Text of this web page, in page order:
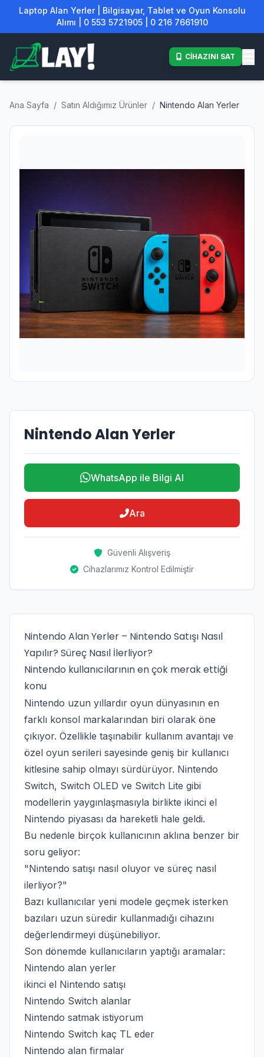
Laptop Alan Yerler | Bilgisayar, Tablet ve Oyun Konsolu
Alımı | 0 553 5721905 | 0 216 7661910
CİHAZINI SAT
Ana Sayfa / Satın Aldığımız Ürünler / Nintendo Alan Yerler
Nintendo Alan Yerler
WhatsApp ile Bilgi Al
Ara
Güvenli Alışveriş
Cihazlarımız Kontrol Edilmiştir
Nintendo Alan Yerler – Nintendo Satışı Nasıl
Yapılır? Süreç Nasıl İlerliyor?
Nintendo kullanıcılarının en çok merak ettiği
konu
Nintendo uzun yıllardır oyun dünyasının en
farklı konsol markalarından biri olarak öne
çıkıyor. Özellikle taşınabilir kullanım avantajı ve
özel oyun serileri sayesinde geniş bir kullanıcı
kitlesine sahip olmayı sürdürüyor. Nintendo
Switch, Switch OLED ve Switch Lite gibi
modellerin yaygınlaşmasıyla birlikte ikinci el
Nintendo piyasası da hareketli hale geldi.
Bu nedenle birçok kullanıcının aklına benzer bir
soru geliyor:
"Nintendo satışı nasıl oluyor ve süreç nasıl
ilerliyor?"
Bazı kullanıcılar yeni modele geçmek isterken
bazıları uzun süredir kullanmadığı cihazını
değerlendirmeyi düşünebiliyor.
Son dönemde kullanıcıların yaptığı aramalar:
Nintendo alan yerler
ikinci el Nintendo satışı
Nintendo Switch alanlar
Nintendo satmak istiyorum
Nintendo Switch kaç TL eder
Nintendo alan firmalar